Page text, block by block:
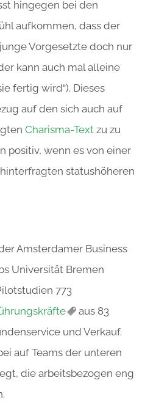
hingegen bei den
aufkommen, dass der
Vorgesetzte doch nur
kann auch mal alleine
fertig wird“). Dieses
auf den sich auch auf
Charisma-Text zu zu
positiv, wenn es von einer
statushöheren
Amsterdamer Business
Universität Bremen
773
aus 83
und Verkauf.
auf Teams der unteren
die arbeitsbezogen eng